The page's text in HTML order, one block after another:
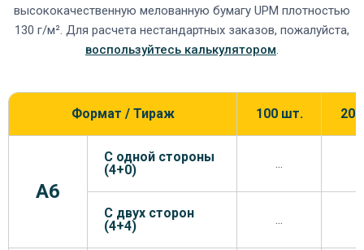
высококачественную мелованную бумагу UPM плотностью
130 г/м². Для расчета нестандартных заказов, пожалуйста,
воспользуйтесь калькулятором.
Формат / Тираж 100 шт.
A6
С одной стороны
(4+0)
...
С двух сторон
(4+4)
...